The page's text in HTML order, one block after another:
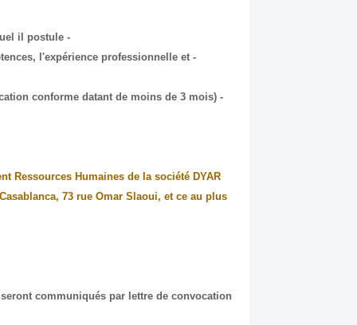
- une lettre de motivation manuscrite précisant le poste pour lequel il postule;
l'expérience professionnelle et
- copie certifiée conforme de la Carte d’Identité Nationale (Certification conforme datant de moins de 3 mois).
Ressources Humaines de la société DYAR
73 rue Omar Slaoui, et ce au plus
communiqués par lettre de convocation